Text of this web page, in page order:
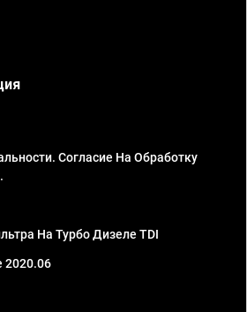
Согласие На Обработку
На Турбо Дизеле TDI
2020.06